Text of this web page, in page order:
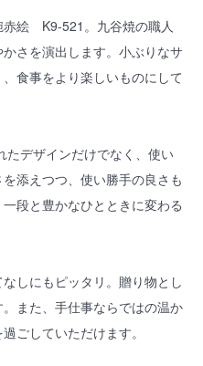
赤絵 K9-521。九谷焼の職人
さを演出します。小ぶりなサ
食事をより楽しいものにして
デザインだけでなく、使い
添えつつ、使い勝手の良さも
段と豊かなひとときに変わる
しにもピッタリ。贈り物とし
また、手仕事ならではの温か
ごしていただけます。